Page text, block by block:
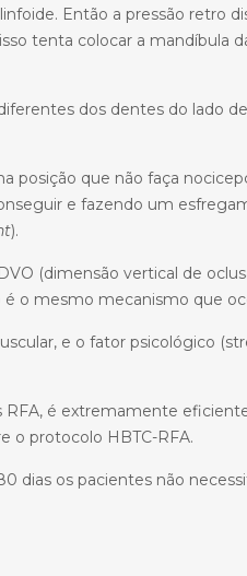
Então a pressão
tenta colocar a mandíbula
dos dentes do lado
posição que não faça
e fazendo um
).
(dimensão vertical de
o mesmo mecanismo que
e o fator psicológico
é extremamente
o protocolo HBTC-RFA.
dias os pacientes não